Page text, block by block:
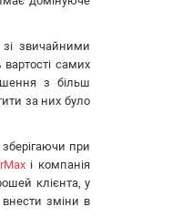
звичайними
самих
з більш
за них було
при
і компанія
клієнта, у
зміни в